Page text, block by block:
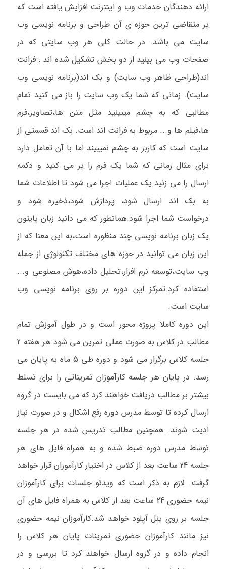
ارائه دهندگان خدمات وب و اینترنت افزایش یافته است که
پر متقاضی ترین حوزه ی آن طراحی و برنامه نویسی وب
سایت می باشد. در حالت کلی هر وب سایتی که در
صفحات وب می بینید از دو بخش تشکیل شده اند : فرانت
اند(طراحی ظاهر وب سایت) و بک اند(برنامه نویسی وب
سایت). زمانی که شما یک وب سایت را باز می کنید تمام
مطالبی که به چشم میبینید مثل متن ها،تصاویر،فرم
ها،فیلم ها و... مربوط به فرانت اند است. بک اند قسمتی از
سایت است که کاربر به چشم نمیبیند اما با آن تعامل دارد
برای مثال زمانی که شما یک فرم را پر می کنید و دکمه
ارسال را می زنید یک عملیات اجرا می شود تا اطلاعات شما
به بک اند ارسال شود، پردازش شود،ذخیره شود و
درخواست شما اجرا شود.همانطور که می دانید زبان پایتون
یک زبان برنامه نویسی چند منظوره است،به این معنا که از
این زبان می توانید در حوزه های مختلف تکنولوژی از جمله
وب سایت،توسعه نرم افزار،تحلیل داده،هوش مصنوعی و...
استفاده کرد.تمرکز این دوره بر روی برنامه نویسی وب
سایت است.
این دوره کاملا پروژه محور است و در طول آموزش تمام
مطالب در کلاس به صورت عملی تمرین می شود.هر هفته 2
جلسه کلاس برگزار می شود و دوره طی 5 ماه به پایان می
رسد. در پایان هر جلسه کارآموزان تمریناتی را برای تسلط
بیشتر بر مطالب دریافت خواهند کرد که می بایست در گروه
ارسال کرده تا توسط مدرس دوره رفع اشکال و در صورت نیاز
ادیت شوند. همچنین مطالب تدریس شده در هر جلسه
توسط مدرس دوره ضبط شده و به همراه فایل های هر
جلسه 24 ساعت بعد از کلاس در اختیار کارآموزان قرار خواهد
گرفت. لازم به ذکر است که ویدئو جلسات برای کارآموزان
نیمه حضوری 24 ساعت بعد از کلاس به همراه فایل های آن
جلسه بر روی پنل آپلود خواهد شد.کارآموزان نیمه حضوری
نیز مانند کارآموزان حضوری تمرینات پایان هر کلاس را
انجام داده و در گروه ارسال خواهند کرد تا بررسی و در